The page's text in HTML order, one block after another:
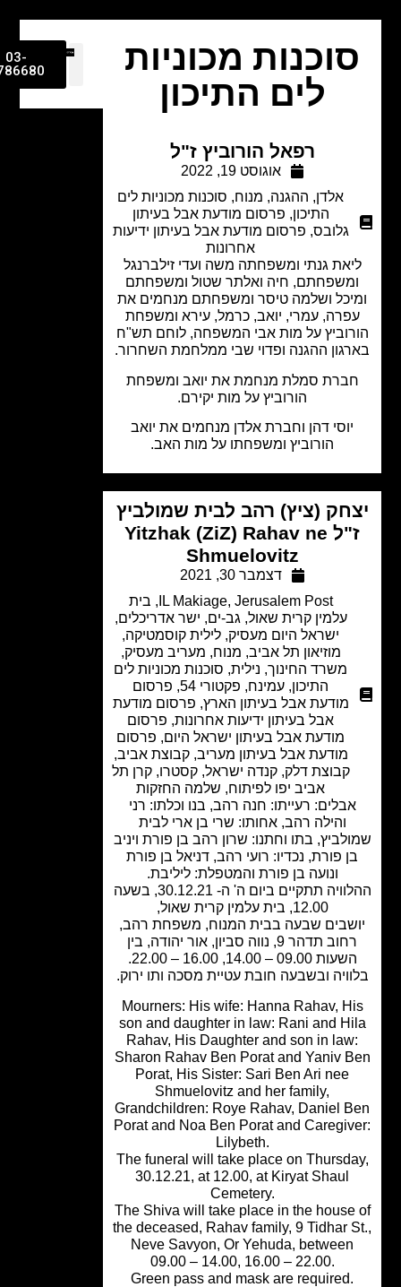
מכוניות
לים התיכון
רפאל הורוביץ ז"ל
אוגוסט 19, 2022
ההגנה, מנוח,סוכנות מכוניות לים
התיכון
פרסום מודעת אבל בעיתון
גלובס
פרסום מודעת אבל בעיתון ידיעות
אחרונות
גנתי ומשפחתה משה ועדי זילברנגל
חיה ואלתר שטול ומשפחתם
ושלמה טיסר ומשפחתם מנחמים את
עמרי, יואב, כרמל, עירא ומשפחת
על מות אבי המשפחה, לוחם תש"ח
ההגנה ופדוי שבי ממלחמת השחרור.
סמלת מנחמת את יואב ומשפחת
הורוביץ על מות יקירם.
יוסי דהן וחברת אלדן מנחמים את יואב
הורוביץ ומשפחתו על מות האב.
(ציץ) רהב לבית שמולביץ
ז"ל Yitzhak (ZiZ) Rahav ne
Shmuelovitz
דצמבר 30, 2021
IL Makiage, Jerusalem Post
,בית
עלמין קרית שאול,גב-ים,ישר אדריכלים,
ישראל היום מעסיק, לילית קוסמטיקה,
מוזיאון תל אביב,מנוח,מעריב מעסיק,
משרד החינוך, נילית,סוכנות מכוניות לים
התיכון
עמינח, פקטורי 54 ,פרסום
מודעת אבל בעיתון הארץ,פרסום מודעת
אבל בעיתון ידיעות אחרונות,פרסום
מודעת אבל בעיתון ישראל היום,פרסום
מודעת אבל בעיתון מעריב, קבוצת אביב,
קבוצת דלק,קנדה ישראל, קסטרו, קרן תל
אביב יפו לפיתוח ,שלמה החזקות
רעייתו: חנה רהב, בנו וכלתו: רני
והילה רהב, אחותו: שרי בן ארי לבית
בתו וחתנו: שרון רהב בן פורת ויניב
פורת, נכדיו: רועי רהב, דניאל בן פורת
ונועה בן פורת והמטפלת: ליליבת.
ההלוויה תתקיים ביום ה' ה- 30.12.21, בשעה
שבעה בבית המנוח, משפחת רהב,
רחוב תדהר 9, נווה סביון, אור יהודה, בין
ובשבעה חובת עטיית מסכה ותו ירוק.
Mourners: His wife: Hanna Rahav,
son and daughter in law: Rani and
Rahav, His Daughter and son in
Sharon Rahav Ben Porat and Yaniv
Porat, His Sister: Sari Ben Ari nee
Shmuelovitz and her family,
Grandchildren: Roye Rahav, Daniel
Porat and Noa Ben Porat and
Lilybeth.
The funeral will take place on
30.12.21, at 12.00, at Kiryat Shaul
Cemetery.
The Shiva will take place in the
the deceased, Rahav family, 9 Tidhar
Neve Savyon, Or Yehuda, between
09.00 – 14.00, 16.00 – 22.00.
Green pass and mask are required.
03-
9786680